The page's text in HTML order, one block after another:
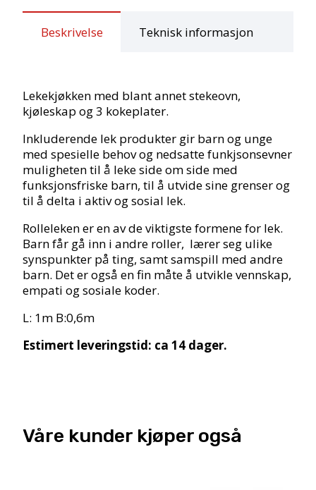
Beskrivelse Teknisk informasjon
Lekekjøkken med blant annet stekeovn,
kjøleskap og 3 kokeplater.
Inkluderende lek produkter gir barn og unge
med spesielle behov og nedsatte funkjsonsevner
muligheten til å leke side om side med
funksjonsfriske barn, til å utvide sine grenser og
til å delta i aktiv og sosial lek.
Rolleleken er en av de viktigste formene for lek.
Barn får gå inn i andre roller, lærer seg ulike
synspunkter på ting, samt samspill med andre
barn. Det er også en fin måte å utvikle vennskap,
empati og sosiale koder.
L: 1m B:0,6m
Estimert leveringstid: ca 14 dager.
Våre kunder kjøper også